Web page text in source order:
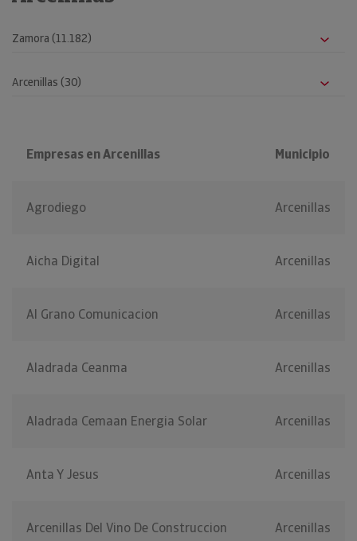
Empresas en Arcenillas Municipio
Agrodiego Arcenillas
Aicha Digital Arcenillas
Al Grano Comunicacion Arcenillas
Aladrada Ceanma Arcenillas
Aladrada Cemaan Energia Solar Arcenillas
Anta Y Jesus Arcenillas
Arcenillas Del Vino De Construccion Arcenillas